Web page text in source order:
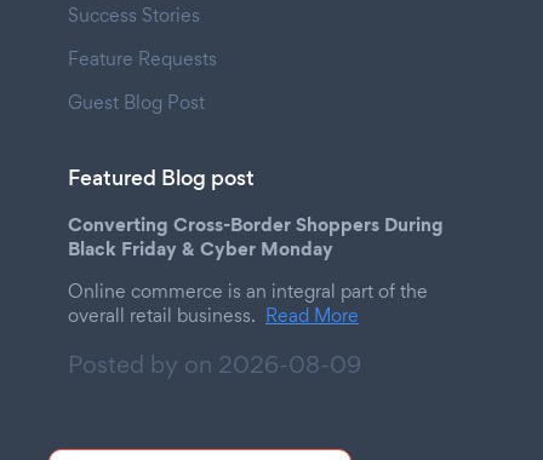
Success Stories
Feature Requests
Guest Blog Post
Featured Blog post
Converting Cross-Border Shoppers During
Black Friday & Cyber Monday
Online commerce is an integral part of the
overall retail business. Read More
Posted by on 2026-08-09